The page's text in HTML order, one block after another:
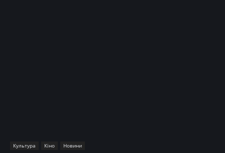
Культура Кіно Новини